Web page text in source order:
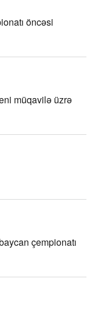
öncəsi
müqavilə üzrə
çempionatı